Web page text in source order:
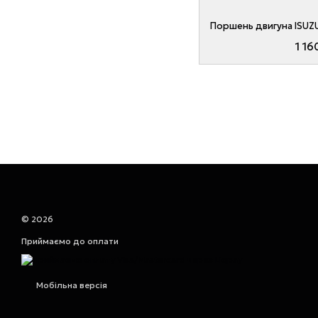
1
© 2026
Приймаємо до оплати
Мобільна версія